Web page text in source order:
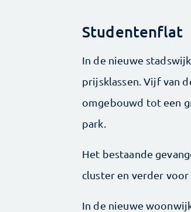
Studentenflat
In de nieuwe
prijsklassen. Vijf van
omgebouwd tot een
park.
Het bestaande
cluster en verder voor
In de nieuwe